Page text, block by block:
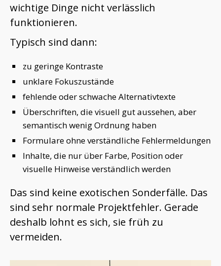
wichtige Dinge nicht verlässlich
funktionieren.
Typisch sind dann:
zu geringe Kontraste
unklare Fokuszustände
fehlende oder schwache Alternativtexte
Überschriften, die visuell gut aussehen, aber
semantisch wenig Ordnung haben
Formulare ohne verständliche Fehlermeldungen
Inhalte, die nur über Farbe, Position oder
visuelle Hinweise verständlich werden
Das sind keine exotischen Sonderfälle. Das
sind sehr normale Projektfehler. Gerade
deshalb lohnt es sich, sie früh zu
vermeiden.